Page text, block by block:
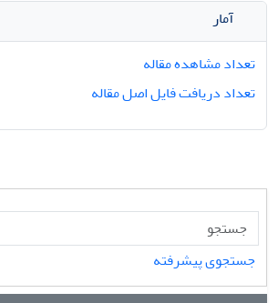
آمار
تعداد مشاهده مقاله
تعداد دریافت فایل اصل مقاله
جستجوی پیشرفته